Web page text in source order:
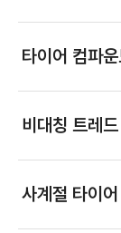
타이어 컴파
비대칭 트레
사계절 타이